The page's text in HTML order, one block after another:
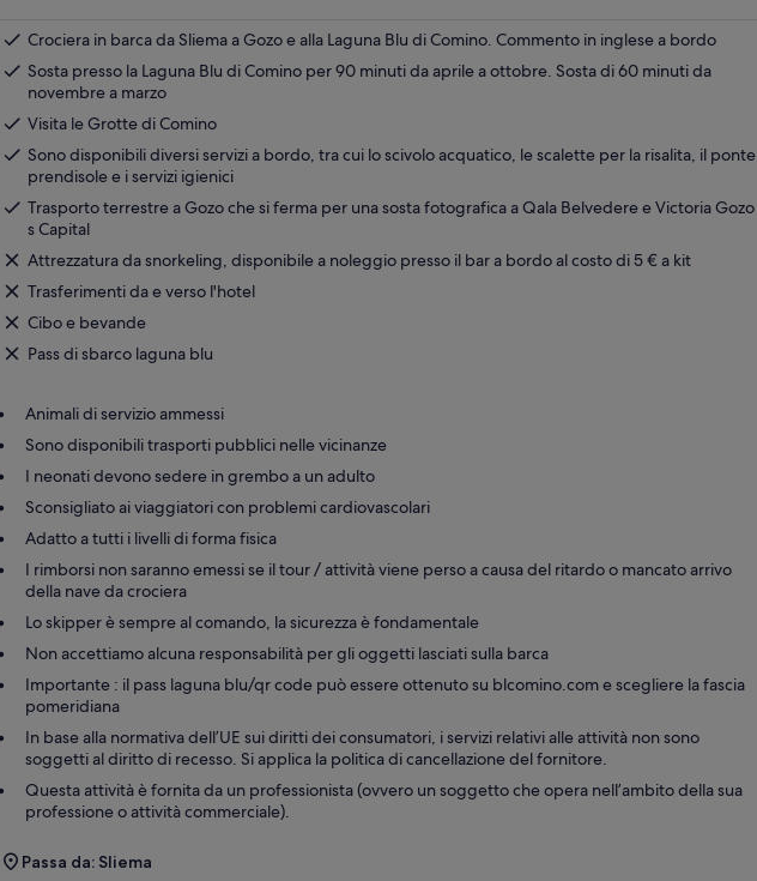
scheda
Crociera in barca da Sliema a Gozo e alla Laguna Blu di Comino. Commento in inglese a bordo
Sosta presso la Laguna Blu di Comino per 90 minuti da aprile a ottobre. Sosta di 60 minuti da
novembre a marzo
Visita le Grotte di Comino
Sono disponibili diversi servizi a bordo, tra cui lo scivolo acquatico, le scalette per la risalita, il ponte
prendisole e i servizi igienici
Trasporto terrestre a Gozo che si ferma per una sosta fotografica a Qala Belvedere e Victoria Gozo
s Capital
Attrezzatura da snorkeling, disponibile a noleggio presso il bar a bordo al costo di 5 € a kit
Trasferimenti da e verso l'hotel
Cibo e bevande
Pass di sbarco laguna blu
Animali di servizio ammessi
Sono disponibili trasporti pubblici nelle vicinanze
I neonati devono sedere in grembo a un adulto
Sconsigliato ai viaggiatori con problemi cardiovascolari
Adatto a tutti i livelli di forma fisica
I rimborsi non saranno emessi se il tour / attività viene perso a causa del ritardo o mancato arrivo
della nave da crociera
Lo skipper è sempre al comando, la sicurezza è fondamentale
Non accettiamo alcuna responsabilità per gli oggetti lasciati sulla barca
Importante : il pass laguna blu/qr code può essere ottenuto su blcomino.com e scegliere la fascia
pomeridiana
In base alla normativa dell’UE sui diritti dei consumatori, i servizi relativi alle attività non sono
soggetti al diritto di recesso. Si applica la politica di cancellazione del fornitore.
Questa attività è fornita da un professionista (ovvero un soggetto che opera nell’ambito della sua
professione o attività commerciale).
Passa da: Sliema